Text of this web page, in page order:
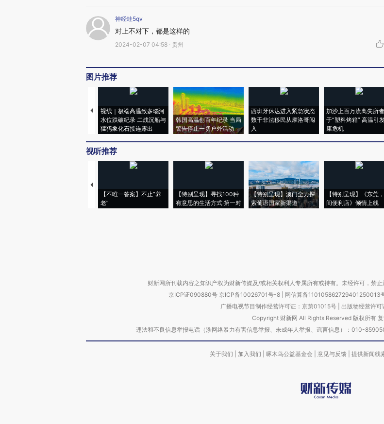
神经蛙5qv
对上不对下，都是这样的
2024-02-07 04:58 · 贵州
图片推荐
视线｜极端高温致多瑙河
水位跌破纪录 二战沉船与
猛犸象化石接连露出
韩国高温创百年纪录 当局
警告停止一切户外活动
西班牙休达进入紧急状态
数千非法移民从摩洛哥闯
入
加沙上百万流离失所
于“塑料烤箱” 高温引
康危机
视听推荐
【不唯一答案】不止“养
老”
【特别呈现】寻找100种
有意思的生活方式·第一对
【特别呈现】澳门全力探
索葡语国家新渠道
【特别呈现】《东莞
间便利店》倾情上线
财新网所刊载内容之知识产权为财新传媒及/或相关权利人专属所有或持有。未经许可，禁
京ICP证090880号 京ICP备10026701号-8 网信算备110105862729401250013
广播电视节目制作经营许可证：京第01015号| 出版物经营许
Copyright 财新网 All Rights Reserved 版权所有
违法和不良信息举报电话（涉网络暴力有害信息举报、未成年人举报、谣言信息）：010-
关于我们 加入我们 啄木鸟公益基金会 意见与反馈 提供新闻线